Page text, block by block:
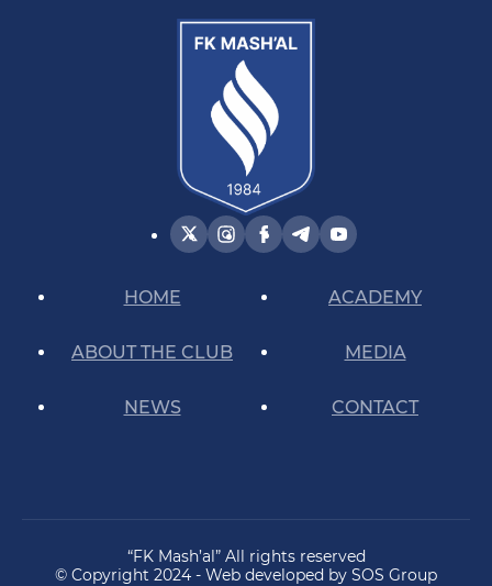
HOME
ABOUT THE CLUB
NEWS
ACADEMY
MEDIA
CONTACT
“FK Mash’al” All rights reserved
© Copyright 2024 - Web developed by SOS Group